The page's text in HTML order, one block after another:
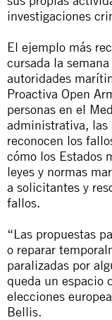
investigaciones
El ejemplo más
cursada la
autoridades
Proactiva Open
personas en el
administrativa, las
reconocen los
cómo los Estados
leyes y normas
a solicitantes y
fallos.
“Las propuestas
o reparar
paralizadas por
queda un espacio
elecciones
Bellis.